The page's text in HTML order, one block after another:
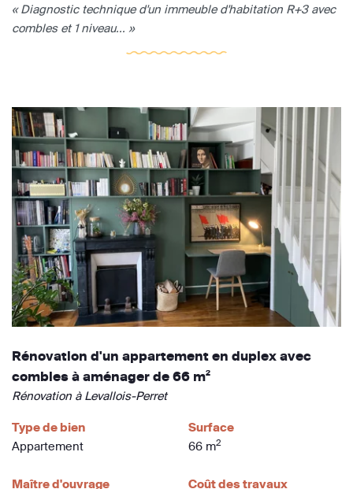
« Diagnostic technique d'un immeuble d'habitation R+3 avec
combles et 1 niveau... »
Rénovation d'un appartement en duplex avec
combles à aménager de 66 m²
Rénovation à Levallois-Perret
Type de bien
Appartement
Surface
66 m2
Maître d'ouvrage Coût des travaux